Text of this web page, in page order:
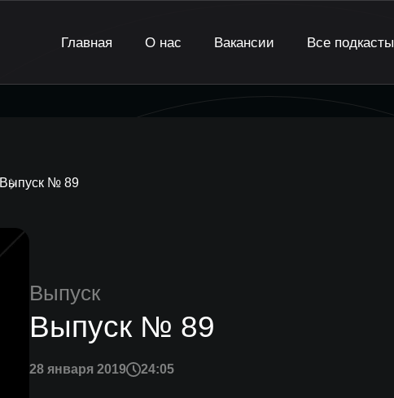
Главная О нас Вакансии Все подкасты
Выпуск № 89
Выпуск
Выпуск № 89
28 января 2019 24:05